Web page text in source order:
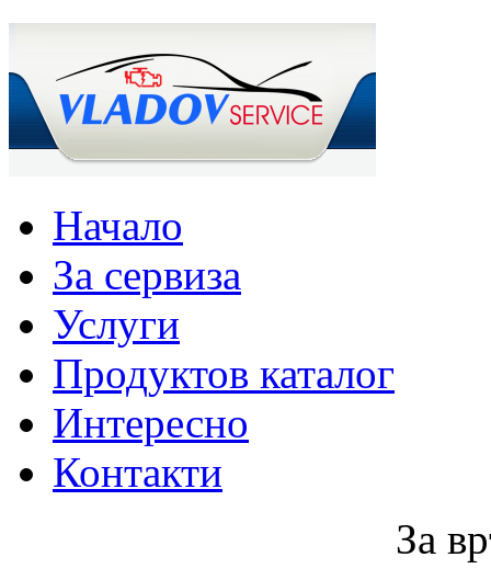
Начало
За сервиза
Услуги
Продуктов каталог
Интересно
Контакти
За